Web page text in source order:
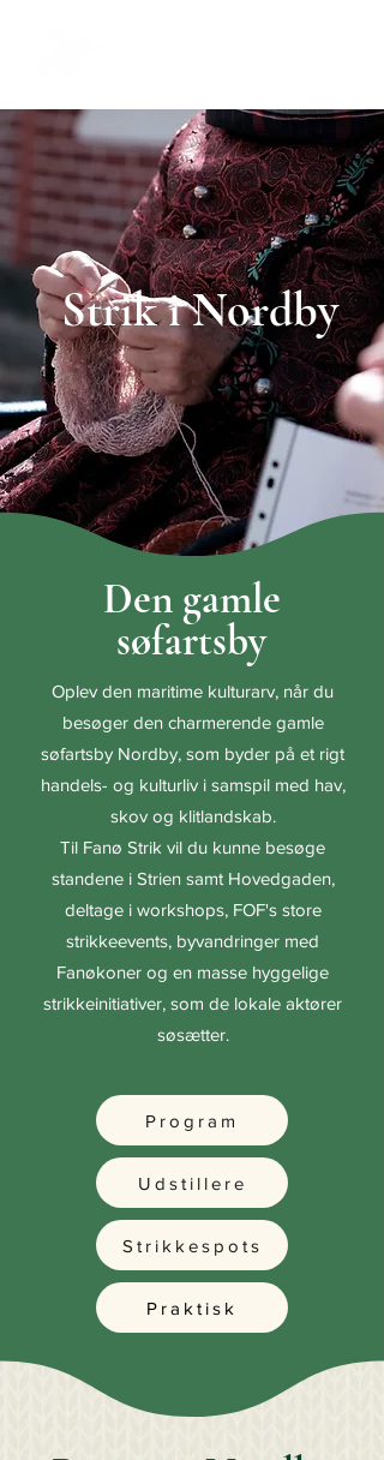
Strik i Nordby
Den gamle
søfartsby
Oplev den maritime kulturarv, når du
besøger den charmerende gamle
søfartsby Nordby, som byder på et rigt
handels- og kulturliv i samspil med hav,
skov og klitlandskab.
Til Fanø Strik vil du kunne besøge
standene i Strien samt Hovedgaden,
deltage i workshops, FOF's store
strikkeevents, byvandringer med
Fanøkoner og en masse hyggelige
strikkeinitiativer, som de lokale aktører
søsætter.
Program
Udstillere
Strikkespots
Praktisk